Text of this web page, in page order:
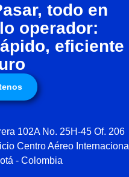
todo en
operador:
eficiente
102A No. 25H-45 Of. 206
Centro Aéreo Internacional
- Colombia